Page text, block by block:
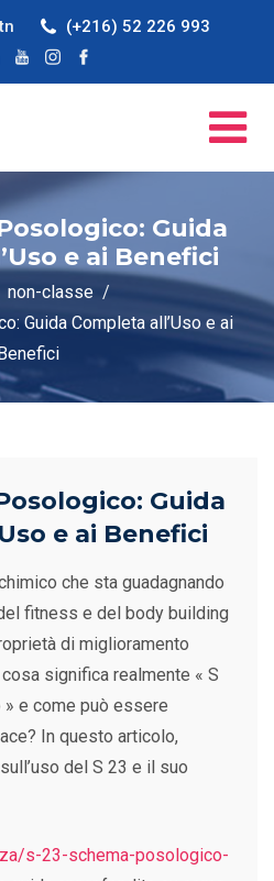
(+216) 52 226 993
Guida
e ai Benefici
non-classe
Guida Completa all’Uso e ai
Guida
e ai Benefici
che sta guadagnando
fitness e del body building
di miglioramento
significa realmente « S
e come può essere
In questo articolo,
del S 23 e il suo
s-23-schema-posologico-